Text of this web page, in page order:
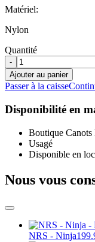
Matériel:
Nylon
Quantité
-
Ajouter au panier
Passer à la caisse
Disponibilité en
Boutique Canots
Usagé
Disponible en
Nous vous
NRS - Ninja